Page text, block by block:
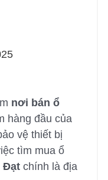
nơi bán ổ
hàng đầu của
vệ thiết bị
tìm mua ổ
Đạt chính là địa